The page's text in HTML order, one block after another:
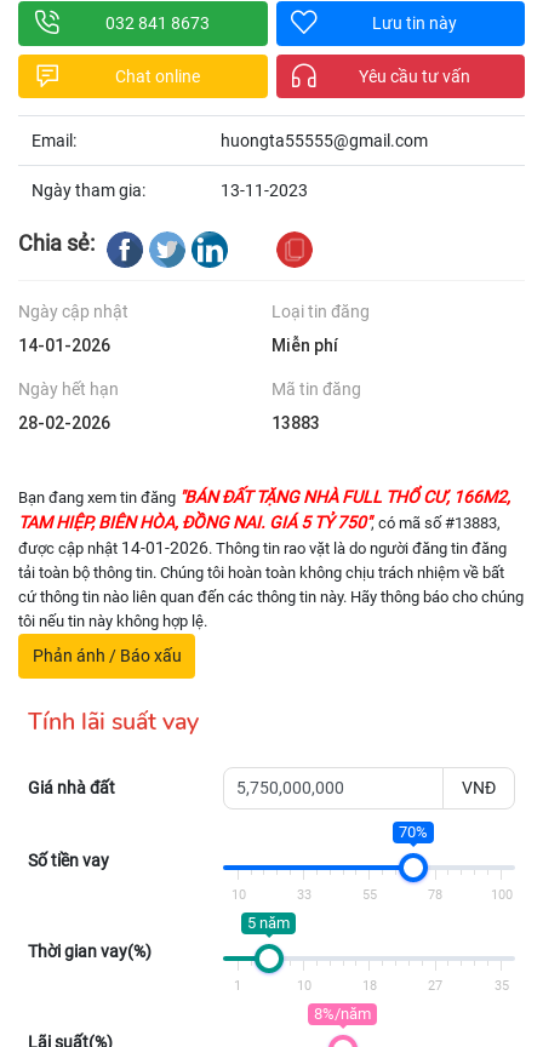
032 841 8673 Lưu tin này
Chat online Yêu cầu tư vấn
Email: huongta55555@gmail.com
Ngày tham gia: 13-11-2023
Chia sẻ:
Ngày cập nhật
14-01-2026
Loại tin đăng
Miễn phí
Ngày hết hạn
28-02-2026
Mã tin đăng
13883
Bạn đang xem tin đăng "BÁN ĐẤT TẶNG NHÀ FULL THỔ CƯ, 166M2,
TAM HIỆP, BIÊN HÒA, ĐỒNG NAI. GIÁ 5 TỶ 750", có mã số #13883,
được cập nhật 14-01-2026. Thông tin rao vặt là do người đăng tin đăng
tải toàn bộ thông tin. Chúng tôi hoàn toàn không chịu trách nhiệm về bất
cứ thông tin nào liên quan đến các thông tin này. Hãy thông báo cho chúng
tôi nếu tin này không hợp lệ.
Phản ánh / Báo xấu
Tính lãi suất vay
Giá nhà đất VNĐ
Số tiền vay
70%
10 33 55 78 100
Thời gian vay(%)
5 năm
1 10 18 27 35
Lãi suất(%)
8%/năm